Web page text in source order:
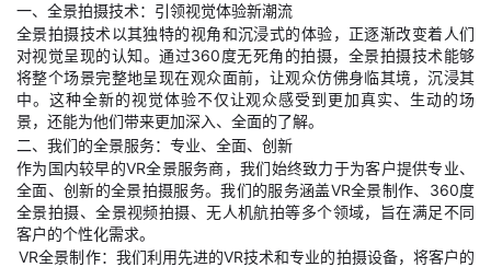
一、全景拍摄技术：引领视觉体验新潮流
全景拍摄技术以其独特的视角和沉浸式的体验，正逐渐改变着人们
对视觉呈现的认知。通过360度无死角的拍摄，全景拍摄技术能够
将整个场景完整地呈现在观众面前，让观众仿佛身临其境，沉浸其
中。这种全新的视觉体验不仅让观众感受到更加真实、生动的场
景，还能为他们带来更加深入、全面的了解。
二、我们的全景服务：专业、全面、创新
作为国内较早的VR全景服务商，我们始终致力于为客户提供专业、
全面、创新的全景拍摄服务。我们的服务涵盖VR全景制作、360度
全景拍摄、全景视频拍摄、无人机航拍等多个领域，旨在满足不同
客户的个性化需求。
VR全景制作：我们利用先进的VR技术和专业的拍摄设备，将客户的